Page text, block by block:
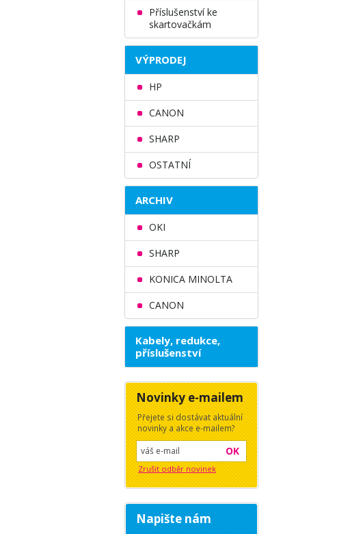
Příslušenství ke
skartovačkám
VÝPRODEJ
HP
CANON
SHARP
OSTATNÍ
ARCHIV
OKI
SHARP
KONICA MINOLTA
CANON
Kabely, redukce,
příslušenství
Novinky e-mailem
Přejete si dostávat aktuální
novinky a akce e-mailem?
OK
Zrušit odběr novinek
Napište nám